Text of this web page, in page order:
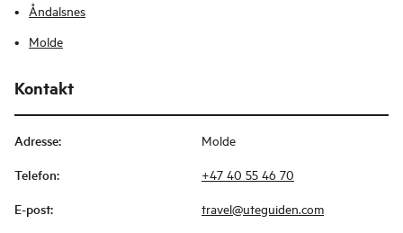
Åndalsnes
Molde
Kontakt
Adresse: Molde
Telefon: +47 40 55 46 70
E-post: travel@uteguiden.com